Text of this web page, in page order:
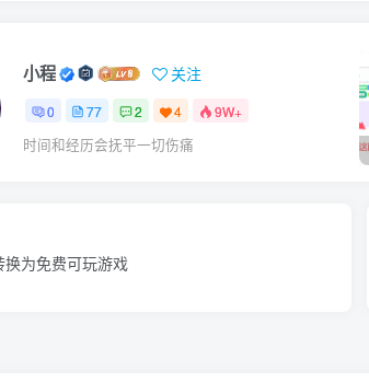
小程 关注
0 77 2 4 9W+
时间和经历会抚平一切伤痛
为免费可玩游戏